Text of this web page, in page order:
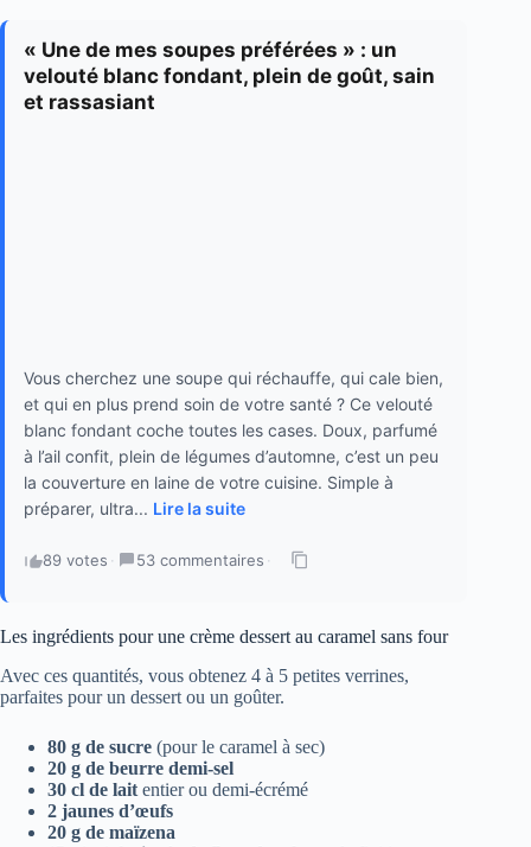
« Une de mes soupes préférées » : un
velouté blanc fondant, plein de goût, sain
et rassasiant
Vous cherchez une soupe qui réchauffe, qui cale bien,
et qui en plus prend soin de votre santé ? Ce velouté
blanc fondant coche toutes les cases. Doux, parfumé
à l’ail confit, plein de légumes d’automne, c’est un peu
la couverture en laine de votre cuisine. Simple à
préparer, ultra... Lire la suite
89 votes · 53 commentaires ·
Les ingrédients pour une crème dessert au caramel sans four
Avec ces quantités, vous obtenez 4 à 5 petites verrines,
parfaites pour un dessert ou un goûter.
80 g de sucre (pour le caramel à sec)
20 g de beurre demi-sel
30 cl de lait entier ou demi-écrémé
2 jaunes d’œufs
20 g de maïzena